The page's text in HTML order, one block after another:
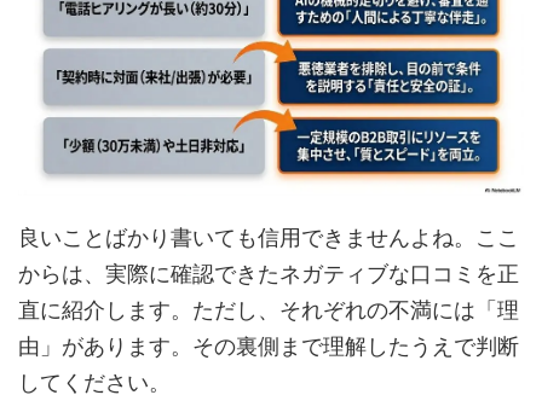
良いことばかり書いても信用できませんよね。ここ
からは、実際に確認できたネガティブな口コミを正
直に紹介します。ただし、それぞれの不満には「理
由」があります。その裏側まで理解したうえで判断
してください。